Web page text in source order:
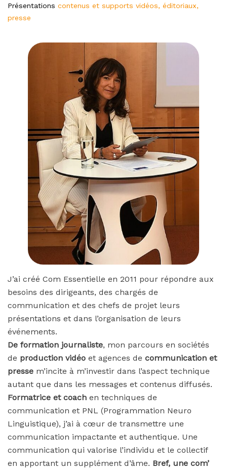
Présentations contenus et supports vidéos, éditoriaux,
presse
J’ai créé Com Essentielle en 2011 pour répondre aux
besoins des dirigeants, des chargés de
communication et des chefs de projet leurs
présentations et dans l’organisation de leurs
événements.
De formation journaliste, mon parcours en sociétés
de production vidéo et agences de communication et
presse m’incite à m’investir dans l’aspect technique
autant que dans les messages et contenus diffusés.
Formatrice et coach en techniques de
communication et PNL (Programmation Neuro
Linguistique), j’ai à cœur de transmettre une
communication impactante et authentique. Une
communication qui valorise l’individu et le collectif
en apportant un supplément d’âme. Bref, une com’